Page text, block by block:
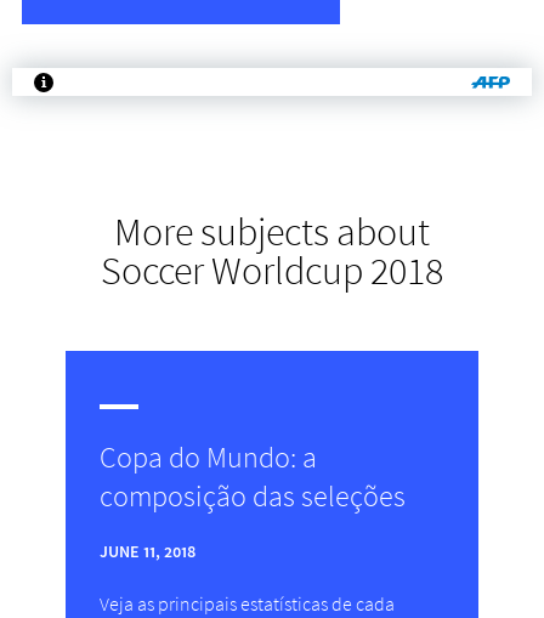
More subjects about
Soccer Worldcup 2018
Copa do Mundo: a
composição das seleções
JUNE 11, 2018
Veja as principais estatísticas de cada